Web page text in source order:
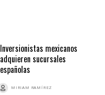
Inversionistas mexicanos
adquieren sucursales
españolas
MIRIAM RAMÍREZ